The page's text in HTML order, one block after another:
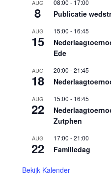
AUG
8
08:00 - 17:00
Publicatie
AUG
15
15:00 - 16:45
Ede
AUG
18
20:00 -21:45
AUG
22
15:00 - 16:45
Zutphen
AUG
22
17:00 -21:00
Familiedag
Bekijk Kalender